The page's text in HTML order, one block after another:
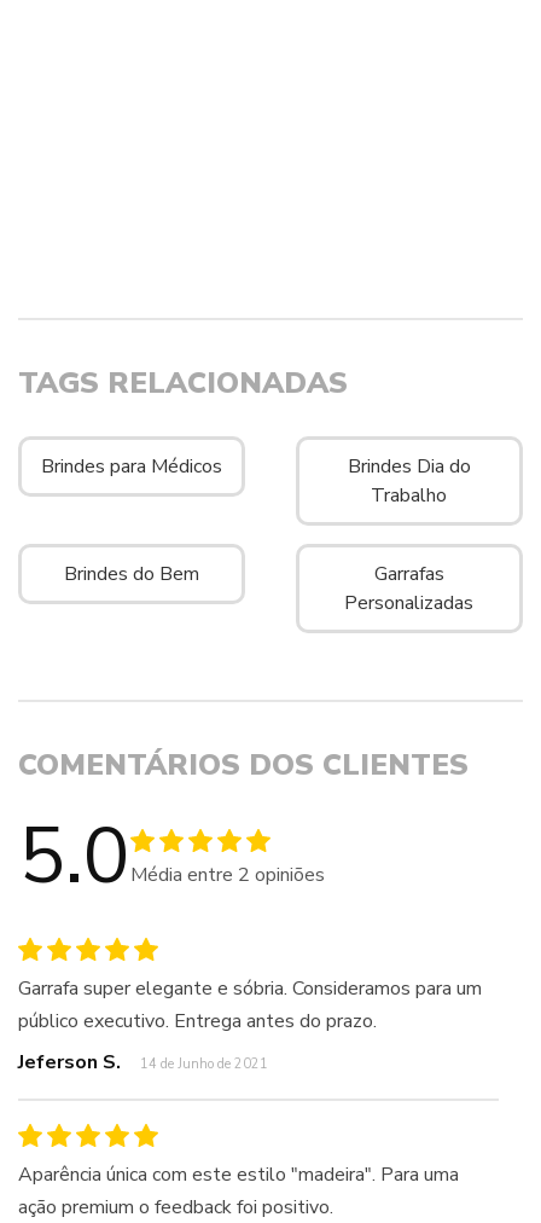
TAGS RELACIONADAS
Brindes para Médicos
Brindes Dia do
Trabalho
Brindes do Bem
Garrafas
Personalizadas
COMENTÁRIOS DOS CLIENTES
5.0 Média entre 2 opiniões
Garrafa super elegante e sóbria. Consideramos para um
público executivo. Entrega antes do prazo.
Jeferson S.
14 de Junho de 2021
Aparência única com este estilo "madeira". Para uma
ação premium o feedback foi positivo.